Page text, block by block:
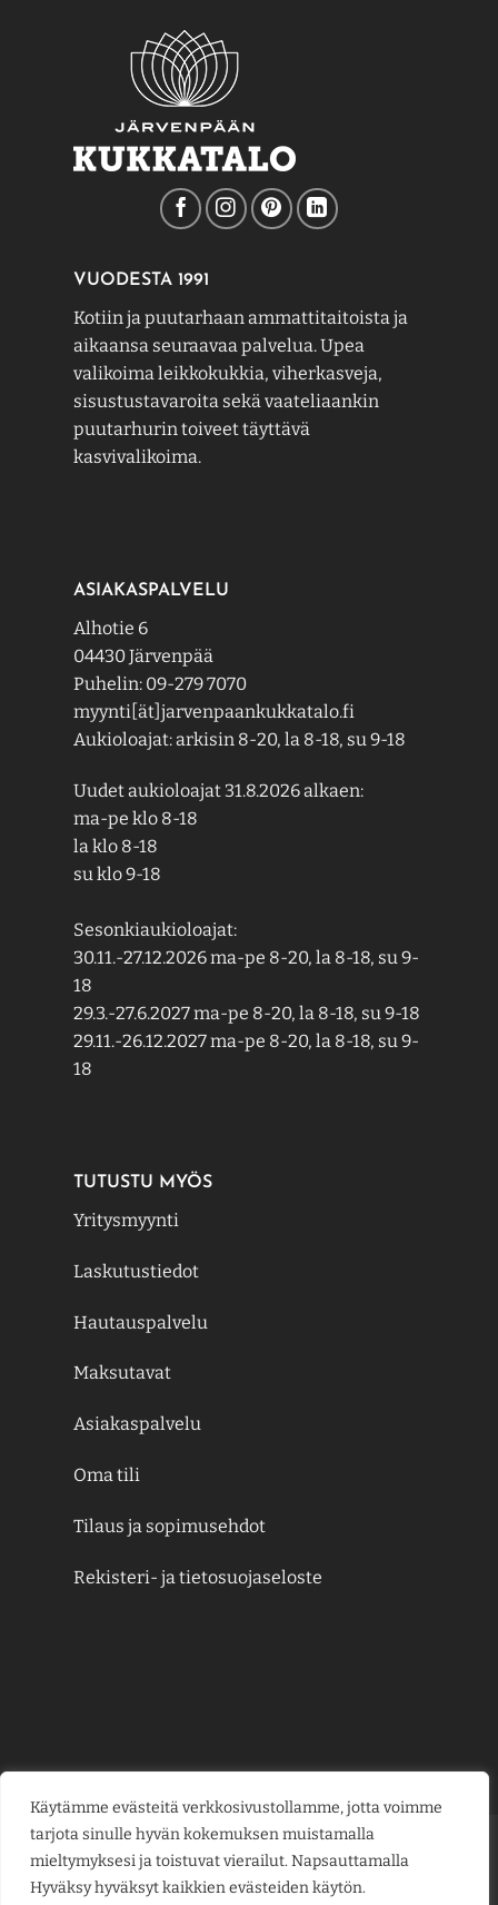
Käytämme evästeitä verkkosivustollamme, jotta voimme
tarjota sinulle hyvän kokemuksen muistamalla
mieltymyksesi ja toistuvat vierailut. Napsauttamalla
Hyväksy hyväksyt kaikkien evästeiden käytön.
VUODESTA 1991
Kotiin ja puutarhaan ammattitaitoista ja
aikaansa seuraavaa palvelua. Upea
valikoima leikkokukkia, viherkasveja,
sisustustavaroita sekä vaateliaankin
puutarhurin toiveet täyttävä
kasvivalikoima.
ASIAKASPALVELU
Alhotie 6
04430 Järvenpää
Puhelin: 09-279 7070
myynti[ät]jarvenpaankukkatalo.fi
Aukioloajat: arkisin 8-20, la 8-18, su 9-18
Uudet aukioloajat 31.8.2026 alkaen:
ma-pe klo 8-18
la klo 8-18
su klo 9-18
Sesonkiaukioloajat:
30.11.-27.12.2026 ma-pe 8-20, la 8-18, su 9-
18
29.3.-27.6.2027 ma-pe 8-20, la 8-18, su 9-18
29.11.-26.12.2027 ma-pe 8-20, la 8-18, su 9-
18
TUTUSTU MYÖS
Yritysmyynti
Laskutustiedot
Hautauspalvelu
Maksutavat
Asiakaspalvelu
Oma tili
Tilaus ja sopimusehdot
Rekisteri- ja tietosuojaseloste
Credit
Card
MasterCard
Visa
Visa
KESÄJUHLAT LAHJAKORTIT